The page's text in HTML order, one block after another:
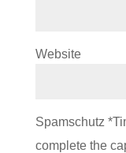
Website
Spamschutz *
complete the